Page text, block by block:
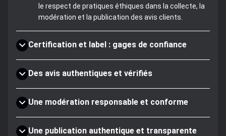
le respect de pratiques éthiques dans la collecte, la
modération et la publication des avis clients.
Certification et label : gages de confiance
Des avis authentiques et vérifiés
Une modération responsable et conforme
Une publication authentique et transparente